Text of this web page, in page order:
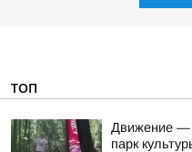
ТОП
Движение —
парк